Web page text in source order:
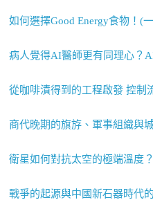
如何選擇Good Energy食物！(
病人覺得AI醫師更有同理心？
從咖啡漬得到的工程啟發 控制
商代晚期的旗斿、軍事組織與
衛星如何對抗太空的極端溫度
戰爭的起源與中國新石器時代